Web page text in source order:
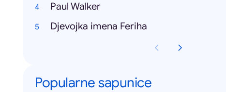
Paul Walker
Djevojka imena Feriha
Popularne sapunice